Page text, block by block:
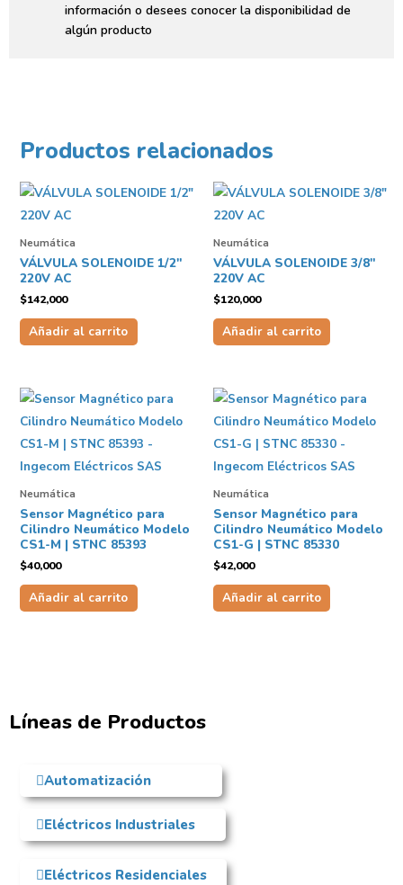
información o desees conocer la disponibilidad de
algún producto
Productos relacionados
Neumática
VÁLVULA SOLENOIDE 1/2″
220V AC
$142,000
Añadir al carrito
Neumática
VÁLVULA SOLENOIDE 3/8″
220V AC
$120,000
Añadir al carrito
Neumática
Sensor Magnético para
Cilindro Neumático Modelo
CS1-M | STNC 85393
$40,000
Añadir al carrito
Neumática
Sensor Magnético para
Cilindro Neumático Modelo
CS1-G | STNC 85330
$42,000
Añadir al carrito
Líneas de Productos
Automatización
Eléctricos Industriales
Eléctricos Residenciales